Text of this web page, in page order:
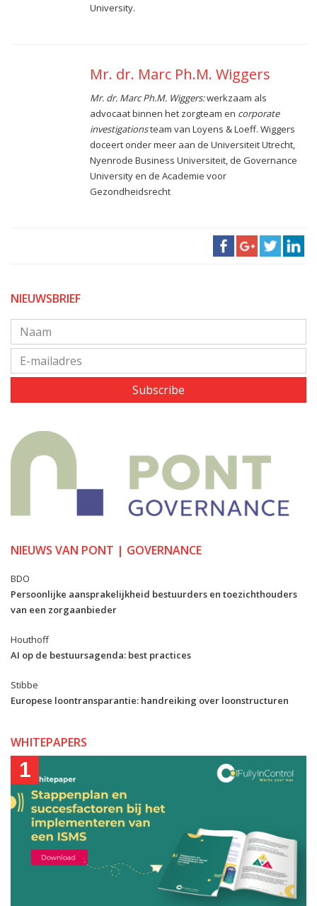
University.
Mr. dr. Marc Ph.M. Wiggers
Mr. dr. Marc Ph.M. Wiggers:werkzaam als
advocaat binnen het zorgteam en corporate
investigationsteam van Loyens & Loeff. Wiggers
doceert onder meer aan de Universiteit Utrecht,
Nyenrode Business Universiteit, de Governance
University en de Academie voor
Gezondheidsrecht
NIEUWSBRIEF
Subscribe
NIEUWS VAN PONT | GOVERNANCE
BDO
Persoonlijke aansprakelijkheid bestuurders en toezichthouders
van een zorgaanbieder
Houthoff
AI op de bestuursagenda: best practices
Stibbe
Europese loontransparantie: handreiking over loonstructuren
WHITEPAPERS
1